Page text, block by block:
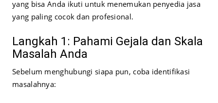
yang bisa Anda ikuti untuk menemukan penyedia jasa
yang paling cocok dan profesional.
Langkah 1: Pahami Gejala dan Skala
Masalah Anda
Sebelum menghubungi siapa pun, coba identifikasi
masalahnya: